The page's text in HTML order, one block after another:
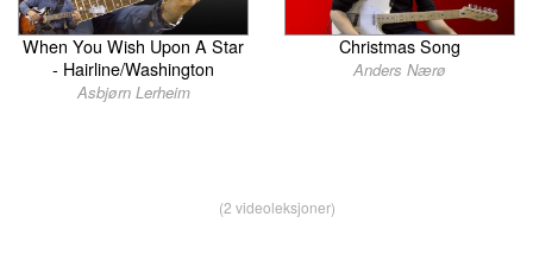
When You Wish Upon A Star
- Hairline/Washington
Asbjørn Lerheim
Christmas Song
Anders Nærø
(2 videoleksjoner)